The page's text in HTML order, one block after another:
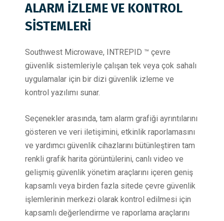
ALARM İZLEME VE KONTROL
SİSTEMLERİ
Southwest Microwave, INTREPID ™ çevre
güvenlik sistemleriyle çalışan tek veya çok sahalı
uygulamalar için bir dizi güvenlik izleme ve
kontrol yazılımı sunar.
Seçenekler arasında, tam alarm grafiği ayrıntılarını
gösteren ve veri iletişimini, etkinlik raporlamasını
ve yardımcı güvenlik cihazlarını bütünleştiren tam
renkli grafik harita görüntülerini, canlı video ve
gelişmiş güvenlik yönetim araçlarını içeren geniş
kapsamlı veya birden fazla sitede çevre güvenlik
işlemlerinin merkezi olarak kontrol edilmesi için
kapsamlı değerlendirme ve raporlama araçlarını